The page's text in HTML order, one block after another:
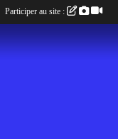
Participer au site :